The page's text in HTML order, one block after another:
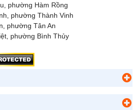
phường Hàm Rồng
phường Thành Vinh
phường Tân An
phường Bình Thủy